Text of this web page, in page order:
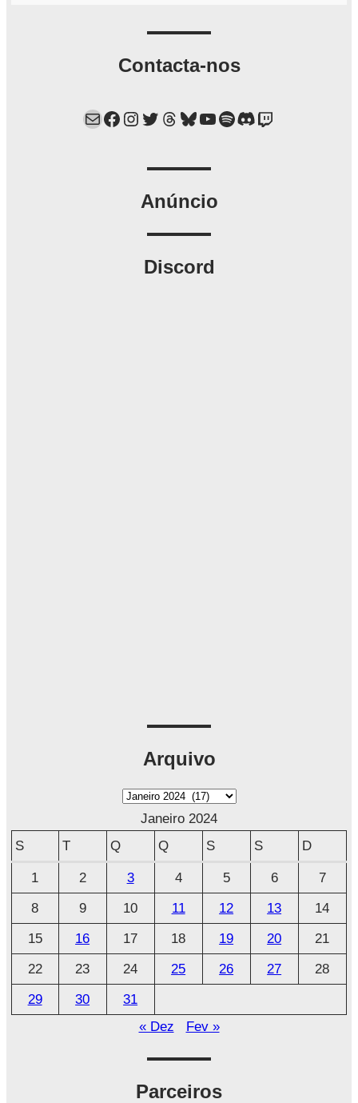
Contacta-nos
Mail Facebook Instagram Twitter Threads Bluesky YouTube Spotify Discord Twitch
Anúncio
Discord
Arquivo
A
v
o
Janeiro 2024
S
T Q Q S S D
1 2 3 4 5 6
7
8
9 10 11 12 13
14
15
16 17 18 19 20
21
22
23 24 25 26 27
28
29
30
31
« Dez
Fev »
Parceiros